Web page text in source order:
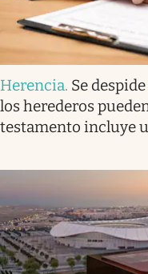
Herencia. Se
los herederos
testamento incluye